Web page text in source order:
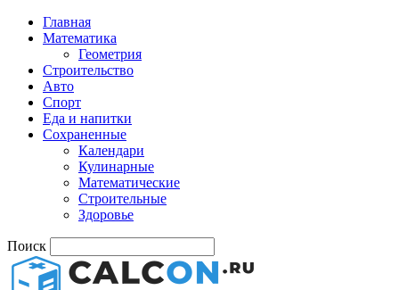
Главная
Математика
Геометрия
Строительство
Авто
Спорт
Еда и напитки
Сохраненные
Календари
Кулинарные
Математические
Строительные
Здоровье
Поиск